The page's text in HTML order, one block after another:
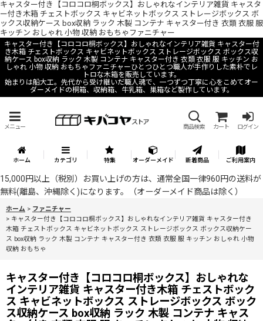
キャスター付き【コロコロ桐ボックス】おしゃれなインテリア雑貨 キャスタ
ー付き木箱 チェストボックス キャビネットボックス ストレージボックス ボ
ックス収納ケース box収納 ラック 木製 コンテナ キャスター付き 衣類 衣服 服
キッチン おしゃれ 小物 収納 おもちゃファニチャー
キャスター付き【コロコロ桐ボックス】おしゃれなインテリア雑貨 キャスター付
き木箱 チェストボックス キャビネットボックス ストレージボックス ボックス収
納ケース box収納 ラック 木製 コンテナ キャスター付き 衣類 衣服 服 キッチン お
しゃれ 小物 収納 おもちゃファニチャーひとつひとつ職人が手作りした素朴でレ
トロな木箱を販売しています。
始まりは船大工。先代から受け継いだ職人魂で、一つずつ丁寧に心をこめてオー
ダーメイドの桐箱、収納箱、牛乳箱、巣箱など製作しています。
メニュー 商品検索 カート ログイン
ホーム カテゴリ 特集 オーダーメイド 新着商品 ご利用案内
15,000円以上（税別）お買い上げの方は、通常全国一律960円の送料が
無料(離島、沖縄除く)になります。（オーダーメイド商品は除く）
ホーム > ファニチャー
> キャスター付き【コロコロ桐ボックス】おしゃれなインテリア雑貨 キャスター付き
木箱 チェストボックス キャビネットボックス ストレージボックス ボックス収納ケー
ス box収納 ラック 木製 コンテナ キャスター付き 衣類 衣服 服 キッチン おしゃれ 小物
収納 おもちゃ
キャスター付き【コロコロ桐ボックス】おしゃれな
インテリア雑貨 キャスター付き木箱 チェストボック
ス キャビネットボックス ストレージボックス ボック
ス収納ケース box収納 ラック 木製 コンテナ キャス